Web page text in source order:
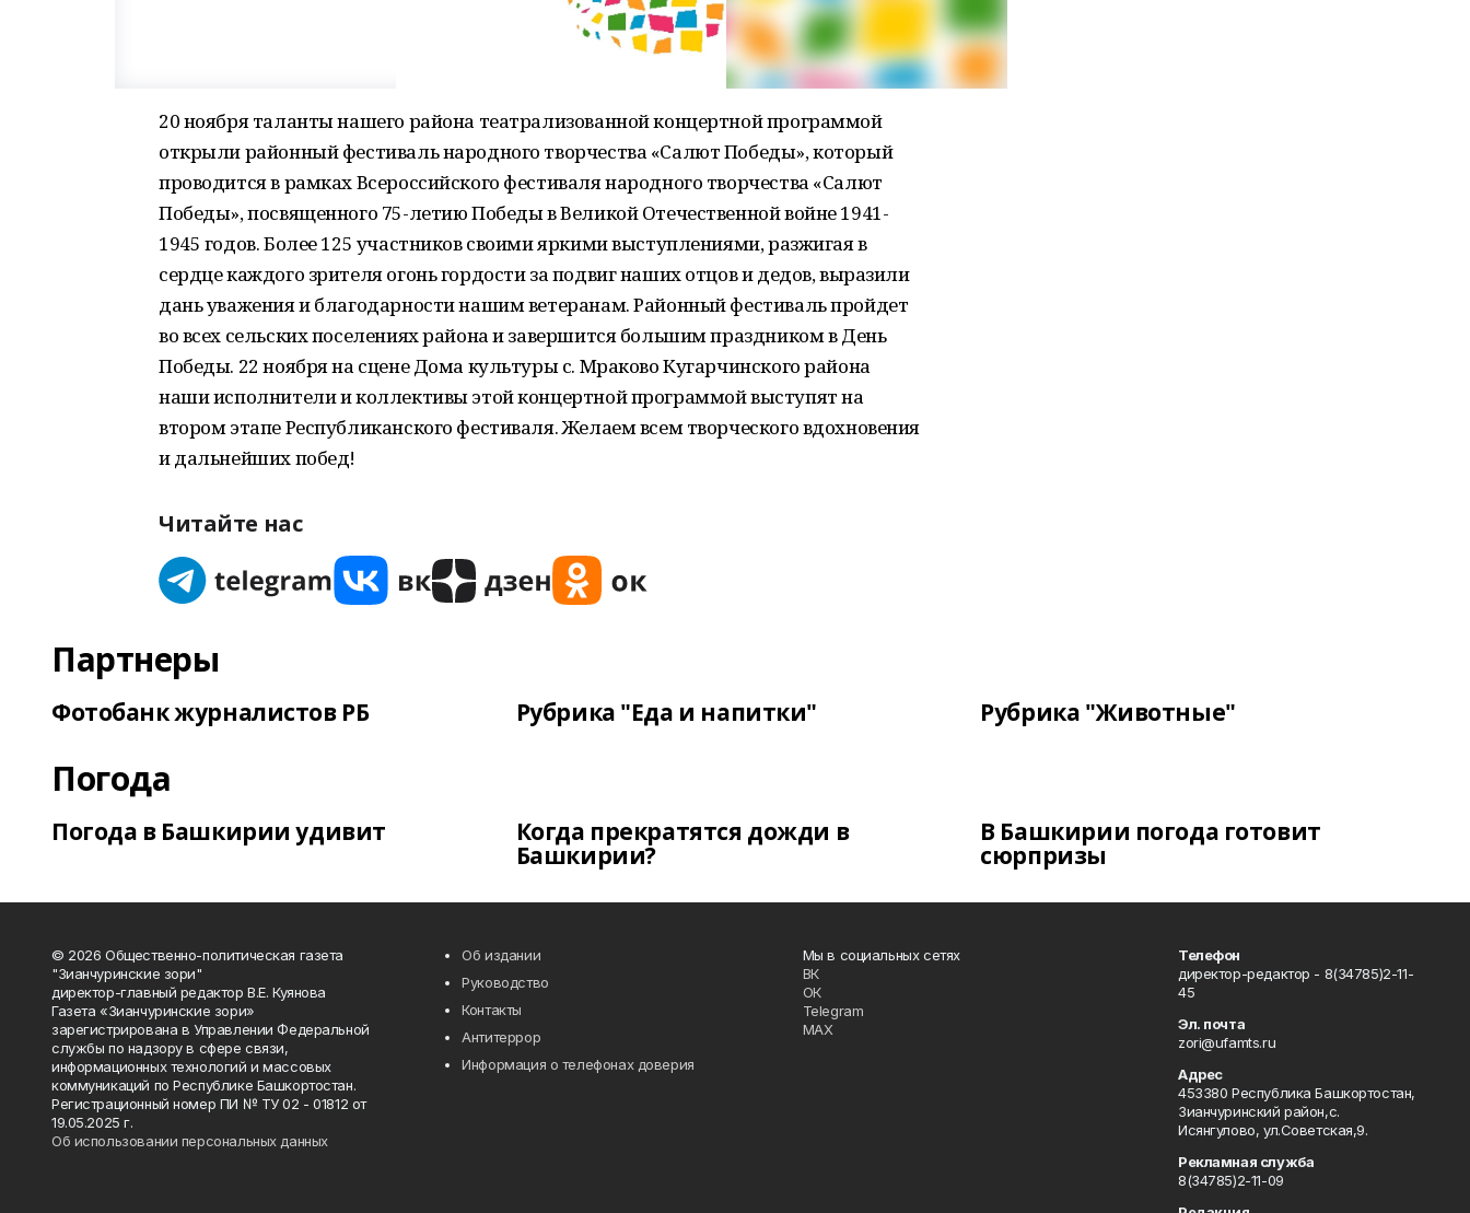
20 ноября таланты нашего района театрализованной концертной программой
открыли районный фестиваль народного творчества «Салют Победы», который
проводится в рамках Всероссийского фестиваля народного творчества «Салют
Победы», посвященного 75-летию Победы в Великой Отечественной войне 1941-
1945 годов. Более 125 участников своими яркими выступлениями, разжигая в
сердце каждого зрителя огонь гордости за подвиг наших отцов и дедов, выразили
дань уважения и благодарности нашим ветеранам. Районный фестиваль пройдет
во всех сельских поселениях района и завершится большим праздником в День
Победы. 22 ноября на сцене Дома культуры с. Мраково Кугарчинского района
наши исполнители и коллективы этой концертной программой выступят на
втором этапе Республиканского фестиваля. Желаем всем творческого вдохновения
и дальнейших побед!
Читайте нас
Партнеры
Фотобанк журналистов РБ Рубрика "Еда и напитки" Рубрика "Животные"
Погода
Погода в Башкирии удивит Когда прекратятся дожди в
Башкирии?
В Башкирии погода готовит
сюрпризы
© 2026 Общественно-политическая газета
"Зианчуринские зори"
директор-главный редактор В.Е. Куянова
Газета «Зианчуринские зори»
зарегистрирована в Управлении Федеральной
службы по надзору в сфере связи,
информационных технологий и массовых
коммуникаций по Республике Башкортостан.
Регистрационный номер ПИ № ТУ 02 - 01812 от
19.05.2025 г.
Об использовании персональных данных
Об издании
Руководство
Контакты
Антитеррор
Информация о телефонах доверия
Мы в социальных сетях
ВК
ОК
Telegram
MAX
Телефон
директор-редактор - 8(34785)2-11-
45
Эл. почта
zori@ufamts.ru
Адрес
453380 Республика Башкортостан,
Зианчуринский район,с.
Исянгулово, ул.Советская,9.
Рекламная служба
8(34785)2-11-09